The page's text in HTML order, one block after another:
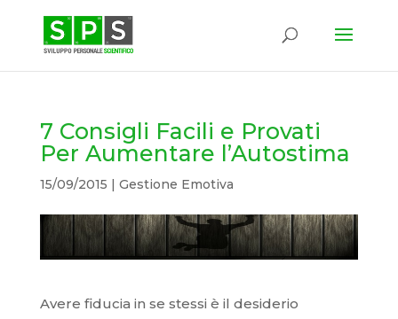
7 Consigli Facili e Provati
Per Aumentare l’Autostima
15/09/2015 | Gestione Emotiva
Avere fiducia in se stessi è il desiderio